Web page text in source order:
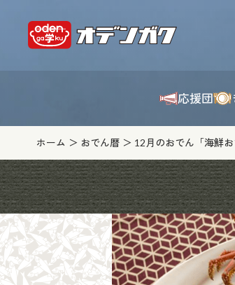
応援団
ホーム おでん暦 12月のおでん「海鮮お